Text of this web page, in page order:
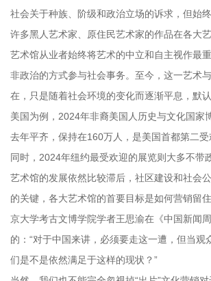
社会关于种族、阶级和政治立场的诉求，但始
许多黑人艺术家、原住民艺术家的作品在各大
艺术馆从业者始终将艺术的中立和自主视作最
非政治的方式参与社会事务。至今，这一艺术
在，只是随着社会环境的变化而逐渐平息，默
美国为例，2024年非裔美国人历史与文化国家
去年平齐，保持在160万人，是美国首都第二
同时，2024年纽约最受欢迎的展览则大多不带
艺术馆的发展依然比较滞后，社区建设和社会
的关键，各大艺术馆的首要目标是如何营销留
京大学考古文博学院学者王思渝在《中国新闻
的：“对于中国来讲，必须要走这一遭，但当观
们是不是依然满足于这样的现状？”